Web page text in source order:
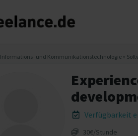
Informations- und Kommunikationstechnologie »
Verfügbarkeit
30€/Stunde